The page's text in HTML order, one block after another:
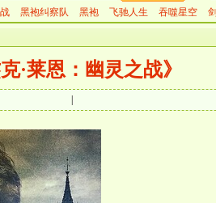
黑袍纠察队 黑袍 飞驰人生 吞噬星空
克·莱恩：幽灵之战》